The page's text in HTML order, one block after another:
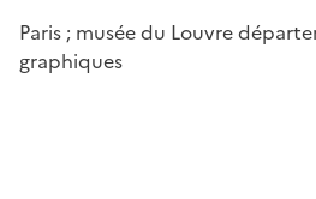
Paris ; musée du Louvre
graphiques